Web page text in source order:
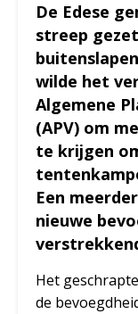
De Edese
streep
wilde het
Algemene
(APV) om
te krijgen
Een
nieuwe
Het
de